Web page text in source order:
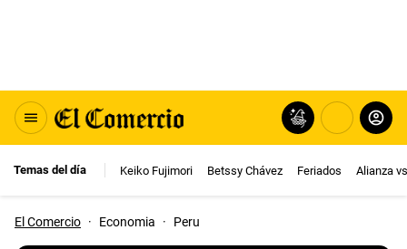
Temas del día Keiko Fujimori Betssy Chávez Feriados Alianza
El Comercio · Economia · Peru